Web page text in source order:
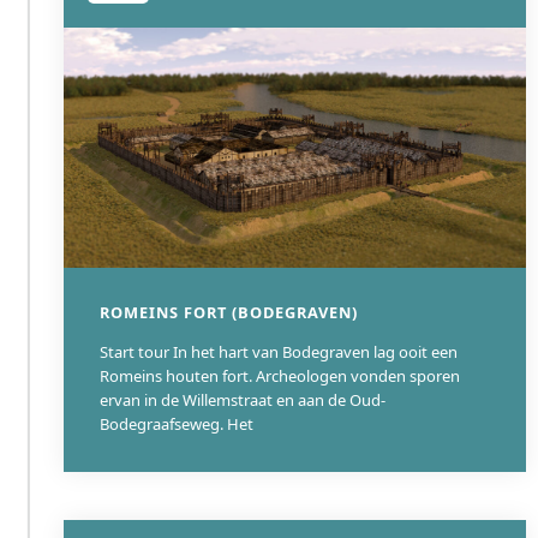
Infanterieverdediging:Het hele gebied was doortrokken
van loopgraven, mijnenvelden, anti-tankgrachten en
prikkeldraadversperringen om een landing van
grondtroepen te bemoeilijken. Bunkers van het type 501
(Groepsbunker) en 622 (Dubbele Infanteriebunker) waren
veelvoorkomend.
De bouw werd voor een groot deel uitgevoerd door de
Organisation Todt, waarbij gebruik werd gemaakt van
hoeveelheden beton. De constructies volgden de
waren vaak aangepast aan de specifieke lokale
omstandigheden.
Na D-Day in juni 1944 en de snelle opmars van de
ROMEINS FORT (BODEGRAVEN)
Start tour In het hart van Bodegraven lag ooit een
Romeins houten fort. Archeologen vonden sporen
ervan in de Willemstraat en aan de Oud-
Bodegraafseweg. Het